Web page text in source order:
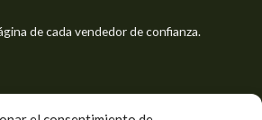
de cada vendedor de confianza.
las flores CBD y usa los beneficios del